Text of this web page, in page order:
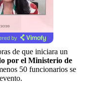
by
de que iniciara un
por el Ministerio de
50 funcionarios se